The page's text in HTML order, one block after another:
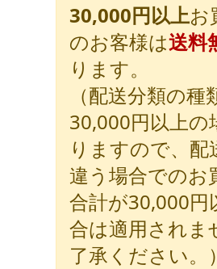
30,000円以上お
のお客様は送料
ります。
（配送分類の種
30,000円以上の
りますので、配
違う場合でのお
合計が30,000円
合は適用されま
了承ください。）